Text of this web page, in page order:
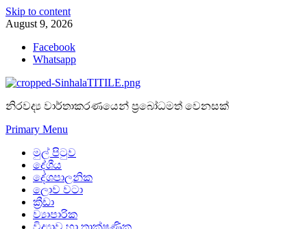
Skip to content
August 9, 2026
Facebook
Whatsapp
නිරවද්‍ය වාර්තාකරණයෙන් ප්‍රබෝධමත් වෙනසක්
Primary Menu
මුල් පිටුව
දේශීය
දේශපාලනික
ලොව වටා
ක්‍රීඩා
ව්‍යාපාරික
විද්‍යාව හා තාක්ෂණික